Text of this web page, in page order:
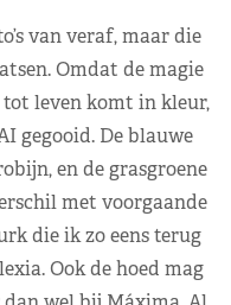
van veraf, maar die
Omdat de magie
leven komt in kleur,
gegooid. De blauwe
en de grasgroene
met voorgaande
die ik zo eens terug
Ook de hoed mag